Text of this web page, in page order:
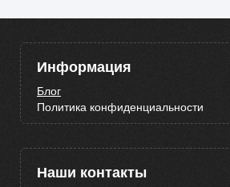
Информация
Блог
Политика конфиденциальности
Наши контакты